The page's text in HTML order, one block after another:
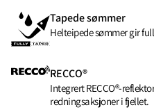
Tapede sømmer
Helteipede sømmer gir
RECCO®
Integrert RECCO®-
redningsaksjoner i fjellet.